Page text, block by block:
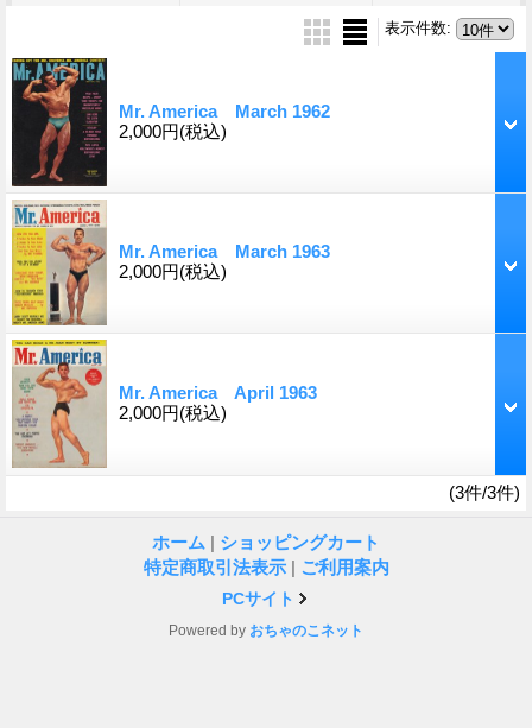
表示件数:
Mr. America March 1962
2,000円(税込)
Mr. America March 1963
2,000円(税込)
Mr. America April 1963
2,000円(税込)
(3件/3件)
ホーム | ショッピングカート
特定商取引法表示 | ご利用案内
PCサイト
Powered by おちゃのこネット